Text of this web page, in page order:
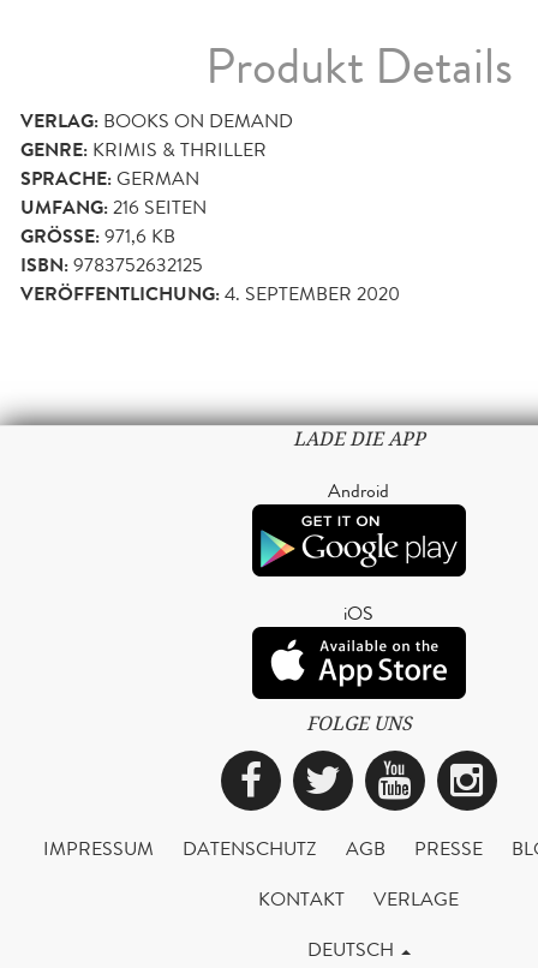
Produkt Details
VERLAG: BOOKS ON DEMAND
GENRE: KRIMIS & THRILLER
SPRACHE:GERMAN
UMFANG:216 SEITEN
GRÖSSE: 971,6 KB
ISBN:9783752632125
VERÖFFENTLICHUNG:4. SEPTEMBER 2020
LADE DIE APP
Android
iOS
FOLGE UNS
Facebook
Twitter
IMPRESSUM DATENSCHUTZ AGB PRESSE
KONTAKT
VERLAGE
DEUTSCH